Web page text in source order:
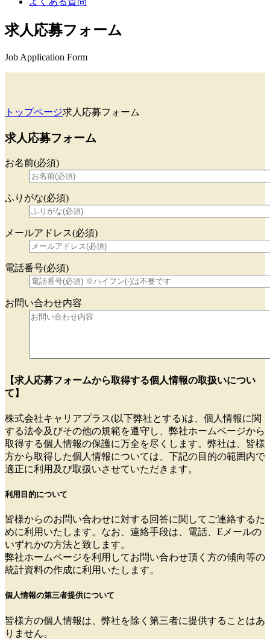
求人応募フォーム
Job Application Form
トップページ求人応募フォーム
求人応募フォーム
お名前(必須)
ふりがな(必須)
メールアドレス(必須)
電話番号(必須)
お問い合わせ内容
【求人応募フォームから取得する個人情報の取扱いについ
て】
株式会社キャリアプラス(以下弊社とする)は、個人情報に関
する法令及びその他の規範を遵守し、弊社ホームページから
取得する個人情報の保護に万全を尽くします。弊社は、皆様
方から取得した個人情報については、下記の目的の範囲内で
適正に利用及び取扱いさせていただきます。
利用目的について
皆様からのお問い合わせに対する回答に関してご連絡するた
めに利用いたします。なお、連絡手段は、電話、Eメールの
いずれかの方法と致します。
弊社ホームページを利用してお問い合わせ頂く方の傾向等の
統計資料の作成に利用いたします。
個人情報の第三者提供について
皆様方の個人情報は、弊社を除く第三者に提供することはあ
りません。